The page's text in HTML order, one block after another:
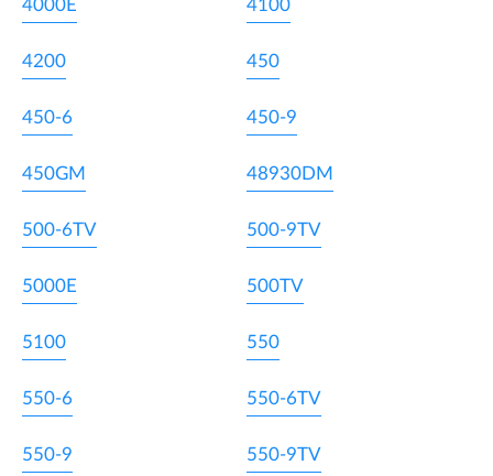
4000E 4100
4200 450
450-6 450-9
450GM 48930DM
500-6TV 500-9TV
5000E 500TV
5100 550
550-6 550-6TV
550-9 550-9TV